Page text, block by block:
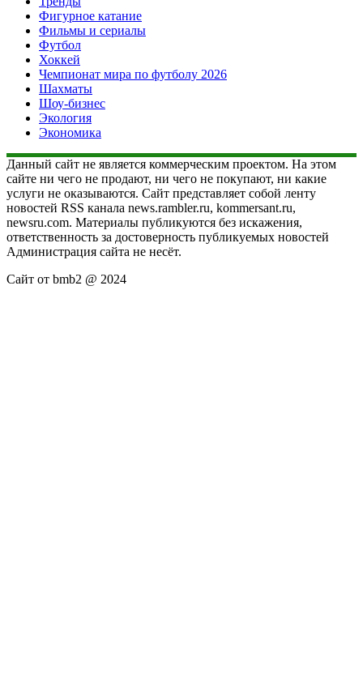
Фигурное катание
Фильмы и сериалы
Футбол
Хоккей
Чемпионат мира по футболу 2026
Шахматы
Шоу-бизнес
Экология
Экономика
Данный сайт не является коммерческим проектом. На этом
сайте ни чего не продают, ни чего не покупают, ни какие
услуги не оказываются. Сайт представляет собой ленту
новостей RSS канала news.rambler.ru, kommersant.ru,
newsru.com. Материалы публикуются без искажения,
ответственность за достоверность публикуемых новостей
Администрация сайта не несёт.
Сайт от bmb2 @ 2024